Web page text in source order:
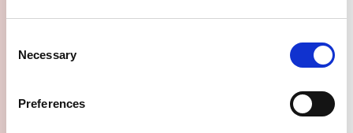
Selection
Necessary
Preferences
Vad kan jag säga till någon med denna